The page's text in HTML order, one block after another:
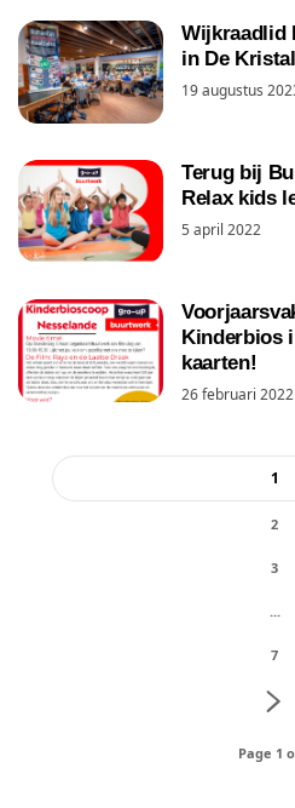
Wijkraadlid
in De
19 augustus
Terug bij
Relax kids
5 april 2022
Kinderbios
kaarten!
26 februari 2022
1
2
3
...
7
Page 1